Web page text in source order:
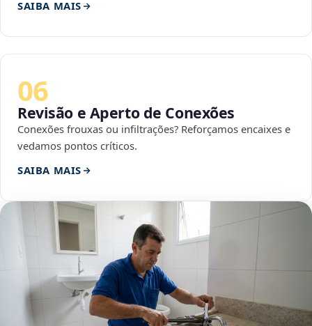
SAIBA MAIS
06
Revisão e Aperto de Conexões
Conexões frouxas ou infiltrações? Reforçamos encaixes e
vedamos pontos críticos.
SAIBA MAIS